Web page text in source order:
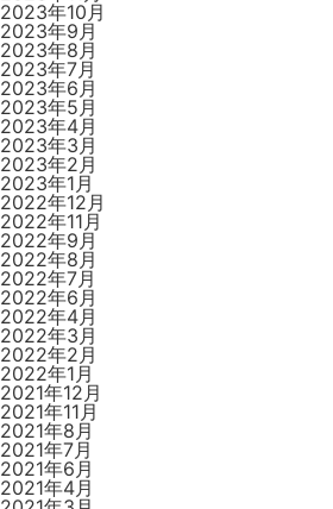
2023年10月
2023年9月
2023年8月
2023年7月
2023年6月
2023年5月
2023年4月
2023年3月
2023年2月
2023年1月
2022年12月
2022年11月
2022年9月
2022年8月
2022年7月
2022年6月
2022年4月
2022年3月
2022年2月
2022年1月
2021年12月
2021年11月
2021年8月
2021年7月
2021年6月
2021年4月